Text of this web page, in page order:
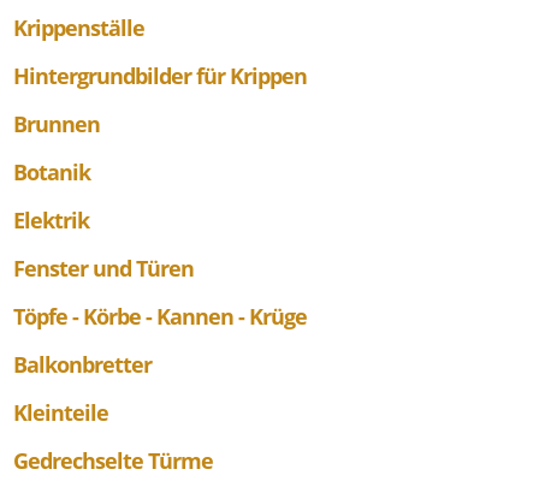
Krippenställe
Hintergrundbilder für Krippen
Brunnen
Botanik
Elektrik
Fenster und Türen
Töpfe - Körbe - Kannen - Krüge
Balkonbretter
Kleinteile
Gedrechselte Türme